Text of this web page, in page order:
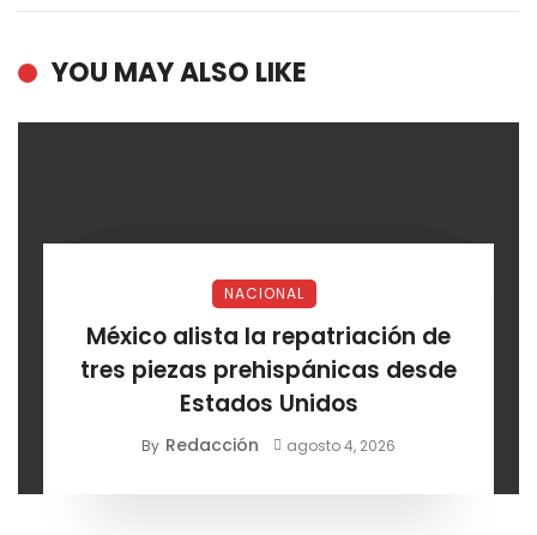
YOU MAY ALSO LIKE
NACIONAL
México alista la repatriación de
tres piezas prehispánicas desde
Estados Unidos
By Redacción agosto 4, 2026